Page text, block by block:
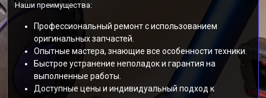
Наши преимущества:
Профессиональный ремонт с использованием
оригинальных запчастей.
Опытные мастера, знающие все особенности техники.
Быстрое устранение неполадок и гарантия на
выполненные работы.
Доступные цены и индивидуальный подход к